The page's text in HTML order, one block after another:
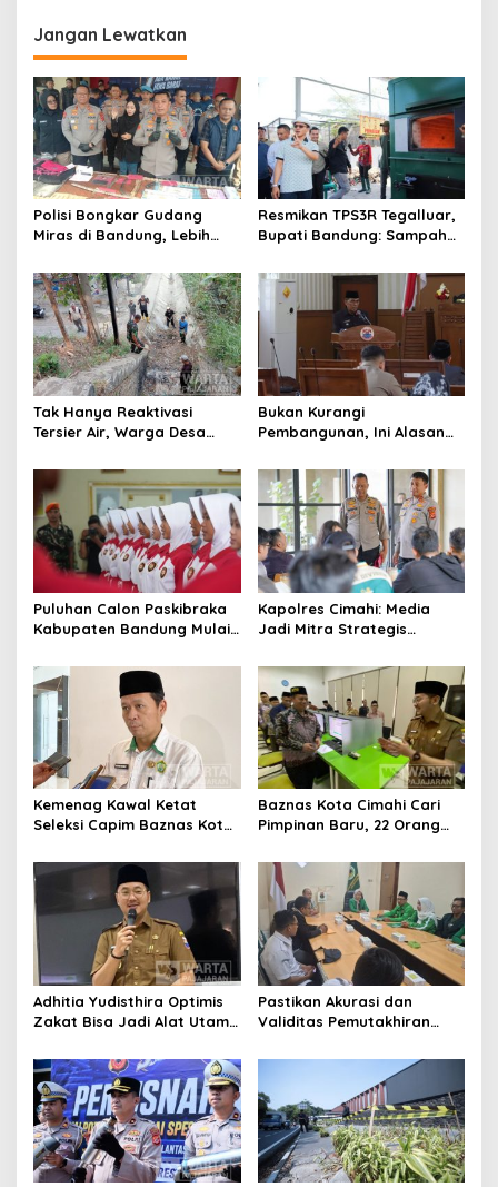
Jangan Lewatkan
Polisi Bongkar Gudang
Miras di Bandung, Lebih
Resmikan TPS3R Tegalluar,
Bupati Bandung: Sampah
Pemerintah
Tak Hanya Reaktivasi
Tersier Air, Warga Desa
Alternatif di Padalarang
Bukan Kurangi
Pembangunan, Ini Alasan
Pengurangan Belanja
Daerah
Puluhan Calon Paskibraka
Kabupaten Bandung Mulai
Kapolres Cimahi: Media
Jadi Mitra Strategis
Publik
Kemenag Kawal Ketat
Seleksi Capim Baznas Kota
Komisioner Baznas
Berintegritas
Baznas Kota Cimahi Cari
Pimpinan Baru, 22 Orang
Adhitia Yudisthira Optimis
Zakat Bisa Jadi Alat Utama
Kota Cimahi
Pastikan Akurasi dan
Validitas Pemutakhiran
Cimahi Lakukan